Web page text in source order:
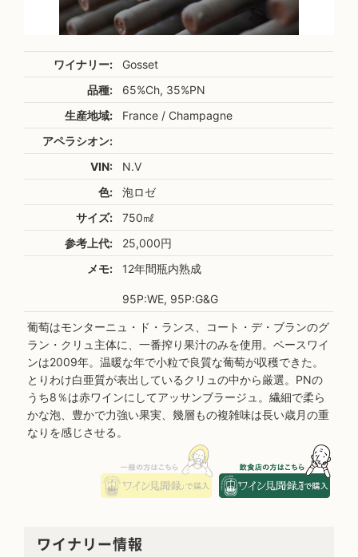
ワイナリー:
Gosset
品種:
65%Ch, 35%PN
生産地域:
France / Champagne
アペラシオン:
VIN:
N.V
色:
泡ロゼ
サイズ:
750㎖
参考上代:
25,000円
メモ:
12年間瓶内熟成
95P:WE, 95P:G&G
葡萄はモンターニュ・ド・ランス、コート・デ・ブランのグ
ラン・クリュ主体に、一番搾り果汁のみを使用。ベースワイ
ンは2009年。温暖な年で小粒で良質な葡萄が収穫できた。
とりわけ白亜質が表出しているクリュの中から厳選。PNの
うち8％は赤ワインにしてアッサンブラージュ。繊細で柔ら
かな泡、豊かで力強い果実、幾層もの複雑味は長い歳月の重
なりを感じさせる。
ワイナリー情報